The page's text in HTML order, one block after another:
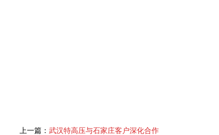
上一篇： 武汉特高压与石家庄客户深化合作​